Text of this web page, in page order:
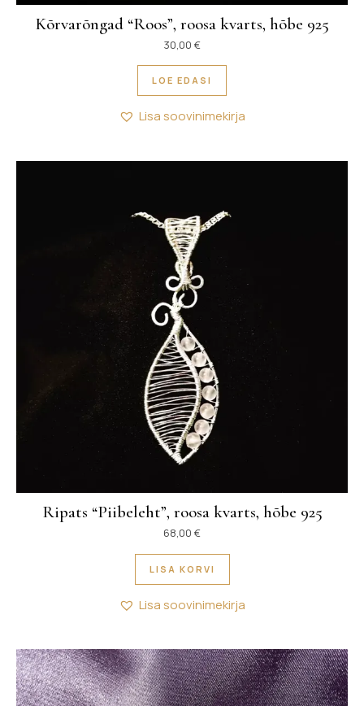
Kõrvarõngad “Roos”, roosa kvarts, hõbe 925
30,00 €
LOE EDASI
Lisa soovinimekirja
Ripats “Piibeleht”, roosa kvarts, hõbe 925
68,00 €
LISA KORVI
Lisa soovinimekirja